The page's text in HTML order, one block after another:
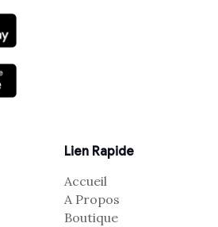
Lien Rapide
Accueil
A Propos
Boutique